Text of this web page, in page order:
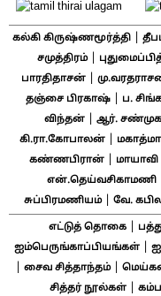
கல்கி கிருஷ்ணமூர்த்தி|
சமுத்திரம்|
பாரதிதாசன்
தஞ்சை பிரகாஷ்| ப.
விந்தன்| ஆர்.
கி.ரா.கோபாலன்
கண்ணபிரான்| மாயாவி
என்.தெய்வசிகாமணி|
சுப்பிரமணியம்| வே.
எட்டுத் தொகை|
ஐம்பெருங்காப்பியங்கள்|
சைவ சித்தாந்தம்|
சித்தர் நூல்கள்|